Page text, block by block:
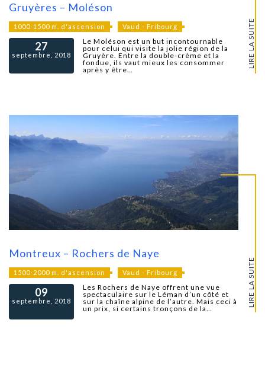
Gruyères – Moléson
1000-1500 m. d'ascension Vaud - Fribourg
27
septembre, 2018
Le Moléson est un but incontournable
pour celui qui visite la jolie région de la
Gruyère. Entre la double-crème et la
fondue, ils vaut mieux les consommer
après y être…
LIRE LA SUITE
Montreux – Rochers de Naye
1500-2000 m. d'ascension Vaud - Fribourg
09
septembre, 2018
Les Rochers de Naye offrent une vue
spectaculaire sur le Léman d’un côté et
sur la chaîne alpine de l’autre. Mais ceci à
un prix, si certains tronçons de la…
LIRE LA SUITE